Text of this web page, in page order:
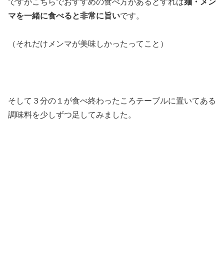
マを一緒に食べると非常に旨いです。
（それだけメンマが美味しかったってこと）
そして３分の１が食べ終わったころテーブルに置いてある
調味料を少しずつ足してみました。